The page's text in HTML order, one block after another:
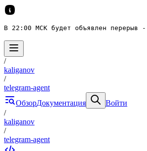
В 22:00 МСК будет объявлен
/
kaliganov
/
telegram-agent
ОбзорДокументация
Войти
/
kaliganov
/
telegram-agent